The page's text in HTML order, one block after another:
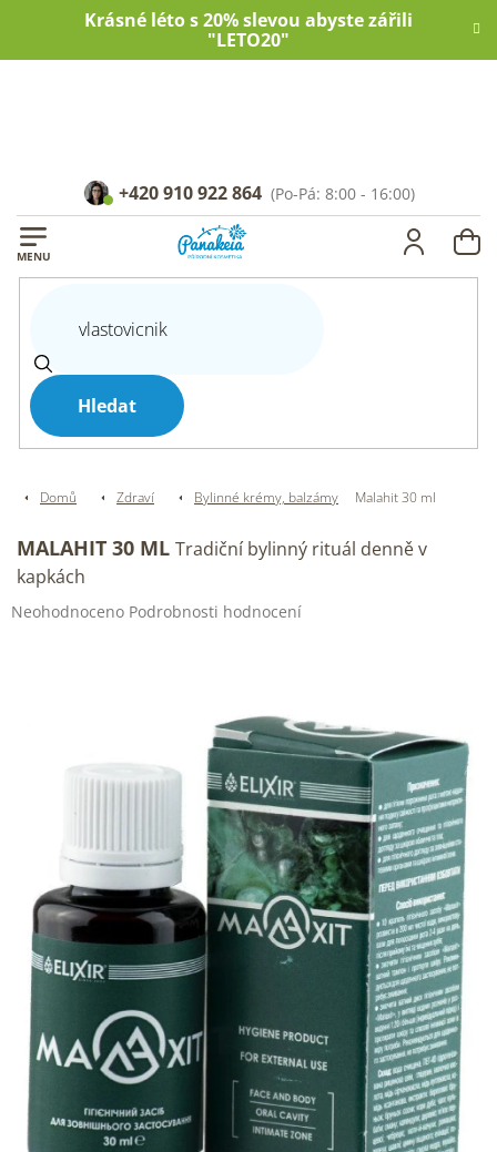
Krásné léto s 20% slevou abyste zářili
"LETO20"
Hledat
+420 910 922 864
Domů Zdraví Bylinné krémy, balzámy Malahit 30 ml
MALAHIT 30 ML Tradiční bylinný rituál denně v
kapkách
Průměrné
Neohodnoceno Podrobnosti hodnocení